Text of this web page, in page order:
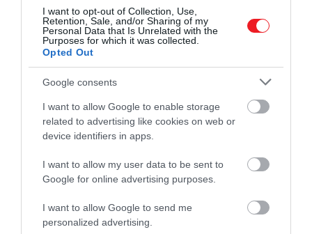
I want to opt-out of Collection, Use,
Retention, Sale, and/or Sharing of my
Personal Data that Is Unrelated with the
Purposes for which it was collected.
Opted Out
Google consents
I want to allow Google to enable storage
related to advertising like cookies on web or
device identifiers in apps.
I want to allow my user data to be sent to
Google for online advertising purposes.
I want to allow Google to send me
personalized advertising.
A felvágott hagymát és fokhagymát is adjuk
hozzáadjuk. Végül jöhet a balzsamecet és az
olívaolaj, illetve a só. Ha ez mind egyben van, már
csak össze kell turmixolnunk, majd a hűtőbe
picit hígíthatjuk közben vízzel. Ha pedig kihűlt,
fogyaszthatjuk is!
(Nosalty)
Nyitókép: Shutterstock
GAZPACHO LEVES